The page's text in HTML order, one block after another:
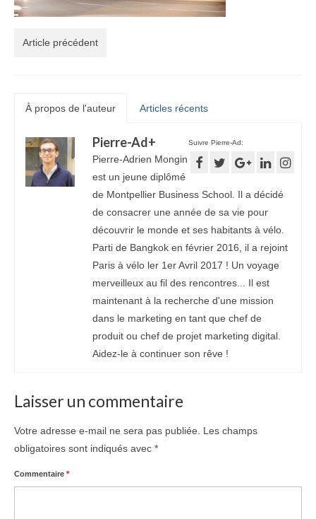
Article précédent
À propos de l'auteur Articles récents
Suivre Pierre-Ad:
Pierre-Ad+
Pierre-Adrien Mongin
est un jeune diplômé
de Montpellier Business School. Il a décidé
de consacrer une année de sa vie pour
découvrir le monde et ses habitants à vélo.
Parti de Bangkok en février 2016, il a rejoint
Paris à vélo ler 1er Avril 2017 ! Un voyage
merveilleux au fil des rencontres... Il est
maintenant à la recherche d'une mission
dans le marketing en tant que chef de
produit ou chef de projet marketing digital.
Aidez-le à continuer son rêve !
Laisser un commentaire
Votre adresse e-mail ne sera pas publiée.
Les champs
obligatoires sont indiqués avec *
Commentaire *